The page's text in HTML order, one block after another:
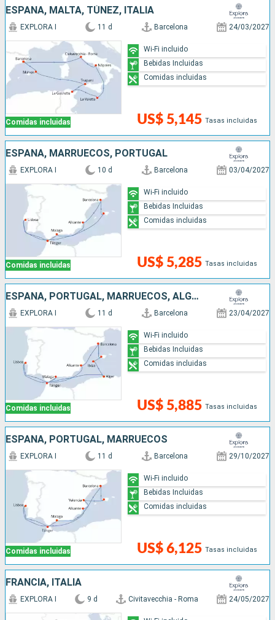
ESPAÑA, MALTA, TÚNEZ, ITALIA
Comidas incluidas
EXPLORA I 11 d Barcelona 24/03/2027
US$ 5,145 Tasas incluidas
Wi-Fi incluido
Bebidas Incluidas
Comidas incluidas
ESPAÑA, MARRUECOS, PORTUGAL
Comidas incluidas
EXPLORA I 10 d Barcelona 03/04/2027
US$ 5,285 Tasas incluidas
Wi-Fi incluido
Bebidas Incluidas
Comidas incluidas
ESPAÑA, PORTUGAL, MARRUECOS, ALGERIA
Comidas incluidas
EXPLORA I 11 d Barcelona 23/04/2027
US$ 5,885 Tasas incluidas
Wi-Fi incluido
Bebidas Incluidas
Comidas incluidas
ESPAÑA, PORTUGAL, MARRUECOS
Comidas incluidas
EXPLORA I 11 d Barcelona 29/10/2027
US$ 6,125 Tasas incluidas
Wi-Fi incluido
Bebidas Incluidas
Comidas incluidas
FRANCIA, ITALIA
EXPLORA I 9 d Civitavecchia - Roma 24/05/2027